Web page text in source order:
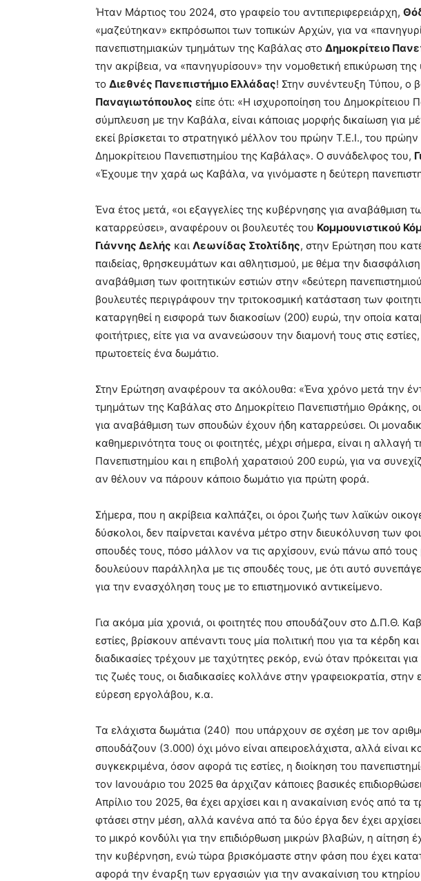
Ήταν Μάρτιος του 2024, στο γραφείο του αντιπεριφερειάρχη,
«μαζεύτηκαν» εκπρόσωποι των τοπικών Αρχών, για να
πανεπιστημιακών τμημάτων της Καβάλας στο Δημοκρίτειο
την ακρίβεια, να «πανηγυρίσουν» την νομοθετική επικύρωση
το Διεθνές Πανεπιστήμιο Ελλάδας! Στην συνέντευξη Τύπου, ο
Παναγιωτόπουλος είπε ότι: «Η ισχυροποίηση του Δημοκρίτειου
σύμπλευση με την Καβάλα, είναι κάποιας μορφής δικαίωση για
εκεί βρίσκεται το στρατηγικό μέλλον του πρώην Τ.Ε.Ι., του
Δημοκρίτειου Πανεπιστημίου της Καβάλας». Ο συνάδελφος του,
«Έχουμε την χαρά ως Καβάλα, να γινόμαστε η δεύτερη
Ένα έτος μετά, «οι εξαγγελίες της κυβέρνησης για αναβάθμιση
καταρρεύσει», αναφέρουν οι βουλευτές του Κομμουνιστικού
Γιάννης Δελής και Λεωνίδας Στολτίδης, στην Ερώτηση που
παιδείας, θρησκευμάτων και αθλητισμού, με θέμα την
αναβάθμιση των φοιτητικών εστιών στην «δεύτερη
βουλευτές περιγράφουν την τριτοκοσμική κατάσταση των
καταργηθεί η εισφορά των διακοσίων (200) ευρώ, την οποία
φοιτήτριες, είτε για να ανανεώσουν την διαμονή τους στις
πρωτοετείς ένα δωμάτιο.
Στην Ερώτηση αναφέρουν τα ακόλουθα: «Ένα χρόνο μετά την
τμημάτων της Καβάλας στο Δημοκρίτειο Πανεπιστήμιο Θράκης,
για αναβάθμιση των σπουδών έχουν ήδη καταρρεύσει. Οι
καθημερινότητα τους οι φοιτητές, μέχρι σήμερα, είναι η αλλαγή
Πανεπιστημίου και η επιβολή χαρατσιού 200 ευρώ, για να
αν θέλουν να πάρουν κάποιο δωμάτιο για πρώτη φορά.
Σήμερα, που η ακρίβεια καλπάζει, οι όροι ζωής των λαϊκών
δύσκολοι, δεν παίρνεται κανένα μέτρο στην διευκόλυνση των
σπουδές τους, πόσο μάλλον να τις αρχίσουν, ενώ πάνω από
δουλεύουν παράλληλα με τις σπουδές τους, με ότι αυτό
για την ενασχόληση τους με το επιστημονικό αντικείμενο.
Για ακόμα μία χρονιά, οι φοιτητές που σπουδάζουν στο Δ.Π.Θ.
εστίες, βρίσκουν απέναντι τους μία πολιτική που για τα κέρδη
διαδικασίες τρέχουν με ταχύτητες ρεκόρ, ενώ όταν πρόκειται
τις ζωές τους, οι διαδικασίες κολλάνε στην γραφειοκρατία,
εύρεση εργολάβου, κ.α.
Τα ελάχιστα δωμάτια (240) που υπάρχουν σε σχέση με τον
σπουδάζουν (3.000) όχι μόνο είναι απειροελάχιστα, αλλά είναι
συγκεκριμένα, όσον αφορά τις εστίες, η διοίκηση του
τον Ιανουάριο του 2025 θα άρχιζαν κάποιες βασικές
Απρίλιο του 2025, θα έχει αρχίσει και η ανακαίνιση ενός από τα
φτάσει στην μέση, αλλά κανένα από τα δύο έργα δεν έχει
το μικρό κονδύλι για την επιδιόρθωση μικρών βλαβών, η αίτηση
την κυβέρνηση, ενώ τώρα βρισκόμαστε στην φάση που έχει
αφορά την έναρξη των εργασιών για την ανακαίνιση του